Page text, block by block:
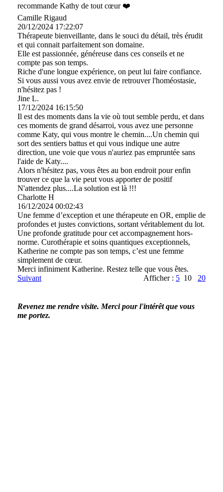
recommande Kathy de tout cœur ❤️
Camille Rigaud
20/12/2024 17:22:07
Thérapeute bienveillante, dans le souci du détail, très érudit
et qui connait parfaitement son domaine.
Elle est passionnée, généreuse dans ces conseils et ne
compte pas son temps.
Riche d'une longue expérience, on peut lui faire confiance.
Si vous aussi vous avez envie de retrouver l'homéostasie,
n'hésitez pas !
Jine L.
17/12/2024 16:15:50
Il est des moments dans la vie où tout semble perdu, et dans
ces moments de grand désarroi, vous avez une personne
comme Katy, qui vous montre le chemin....Un chemin qui
sort des sentiers battus et qui vous indique une autre
direction, une voie que vous n'auriez pas empruntée sans
l'aide de Katy....
Alors n'hésitez pas, vous êtes au bon endroit pour enfin
trouver ce que la vie peut vous apporter de positif
N'attendez plus....La solution est là !!!
Charlotte H
16/12/2024 00:02:43
Une femme d’exception et une thérapeute en OR, emplie de
profondes et justes convictions, sortant véritablement du lot.
Une profonde gratitude pour cet accompagnement hors-
norme. Curothérapie et soins quantiques exceptionnels,
Katherine ne compte pas son temps, c’est une femme
simplement de cœur.
Merci infiniment Katherine. Restez telle que vous êtes.
Suivant
Afficher : 5 10 20
Revenez me rendre visite. Merci pour l'intérêt que vous
me portez.